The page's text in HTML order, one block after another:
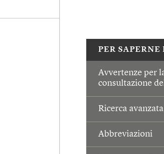
PER SAPERNE
Avvertenze per
consultazione
Ricerca avanzata
Abbreviazioni